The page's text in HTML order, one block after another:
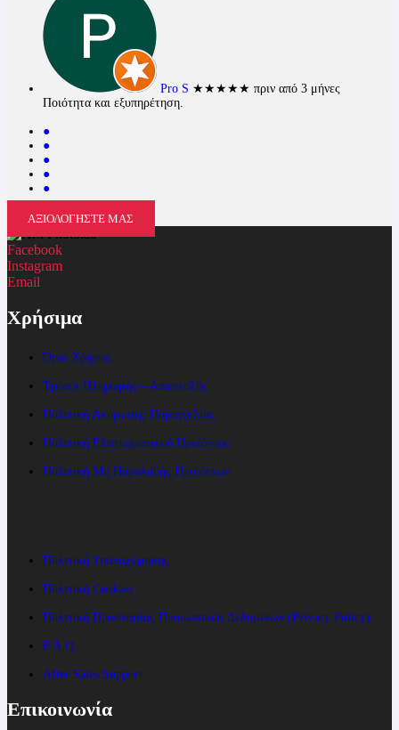
Pro S ★★★★★ πριν από 3 μήνες
Ποιότητα και εξυπηρέτηση.
●
●
●
●
●
ΑΞΙΟΛΟΓΗΣΤΕ ΜΑΣ
Facebook
Instagram
Email
Χρήσιμα
Όροι Χρήσης
Τρόποι Πληρωμής – Αποστολής
Πολιτική Ακύρωσης Παραγγελίας
Πολιτική Ελαττωματικού Προϊόντος
Πολιτική Μη Παραλαβής Προϊόντων
Πολιτική Υπαναχώρησης
Πολιτική Cookies
Πολιτική Προστασίας Προσωπικών Δεδομένων (Privacy Policy)
F.A.Q.
After Sales Support
Επικοινωνία